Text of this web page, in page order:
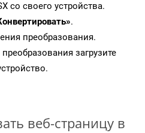
со своего устройства.
.
преобразования.
загрузите
веб-страницу в